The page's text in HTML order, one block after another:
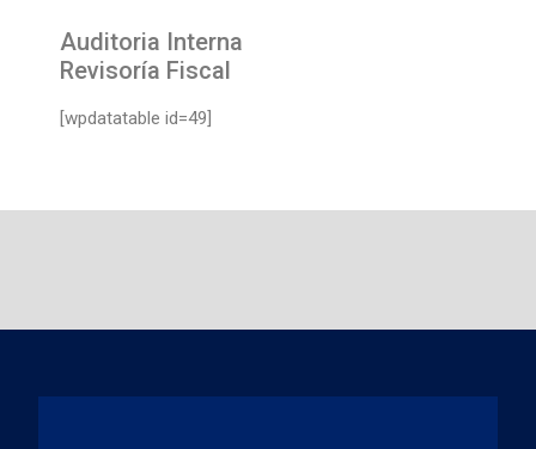
Auditoria Interna
Revisoría Fiscal
[wpdatatable id=49]